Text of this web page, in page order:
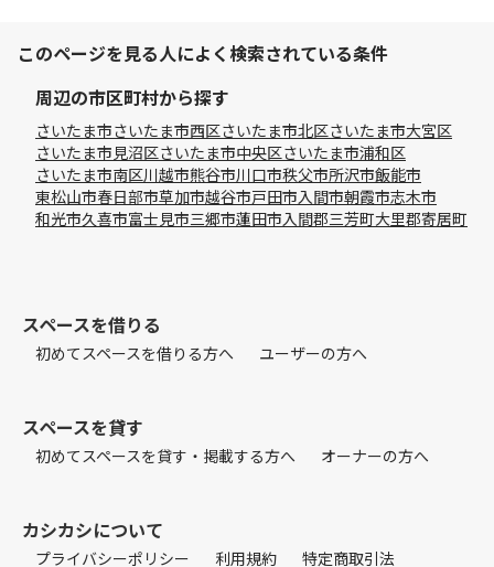
このページを見る人によく検索されている条件
周辺の市区町村から探す
さいたま市さいたま市西区さいたま市北区さいたま市大宮区
さいたま市見沼区さいたま市中央区さいたま市浦和区
さいたま市南区川越市熊谷市川口市秩父市所沢市飯能市
東松山市春日部市草加市越谷市戸田市入間市朝霞市志木市
和光市久喜市富士見市三郷市蓮田市入間郡三芳町大里郡寄居町
スペースを借りる
初めてスペースを借りる方へ ユーザーの方へ
スペースを貸す
初めてスペースを貸す・掲載する方へ オーナーの方へ
カシカシについて
プライバシーポリシー 利用規約 特定商取引法